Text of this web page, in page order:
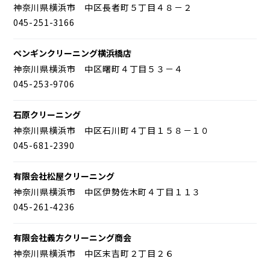
神奈川県横浜市 中区長者町５丁目４８－２
045-251-3166
ペンギンクリーニング横浜橋店
神奈川県横浜市 中区曙町４丁目５３－４
045-253-9706
石原クリーニング
神奈川県横浜市 中区石川町４丁目１５８－１０
045-681-2390
有限会社松屋クリーニング
神奈川県横浜市 中区伊勢佐木町４丁目１１３
045-261-4236
有限会社義方クリーニング商会
神奈川県横浜市 中区末吉町２丁目２６